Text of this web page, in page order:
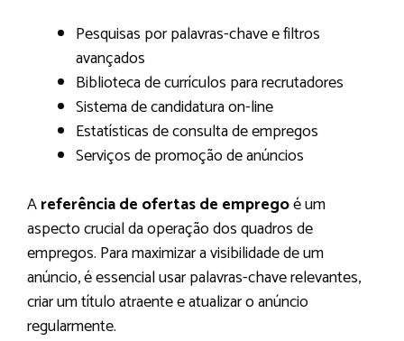
Pesquisas por palavras-chave e filtros
avançados
Biblioteca de currículos para recrutadores
Sistema de candidatura on-line
Estatísticas de consulta de empregos
Serviços de promoção de anúncios
Areferência de ofertas de empregoé um
aspecto crucial da operação dos quadros de
empregos. Para maximizar a visibilidade de um
anúncio, é essencial usar palavras-chave relevantes,
criar um título atraente e atualizar o anúncio
regularmente.